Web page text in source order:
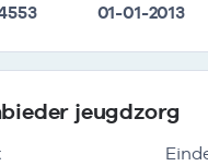
01-01-2013
jeugdzorg